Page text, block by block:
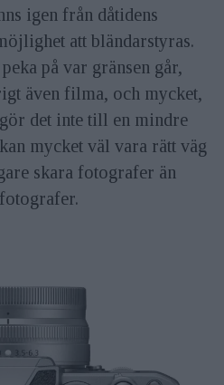
igen från dåtidens
att bländarstyras.
på var gränsen går,
även filma, och mycket,
det inte till en mindre
mycket väl vara rätt väg
skara fotografer än